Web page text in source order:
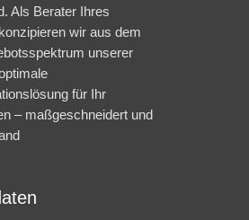
Als Berater Ihres
wir aus dem
unserer
für Ihr
– maßgeschneidert und